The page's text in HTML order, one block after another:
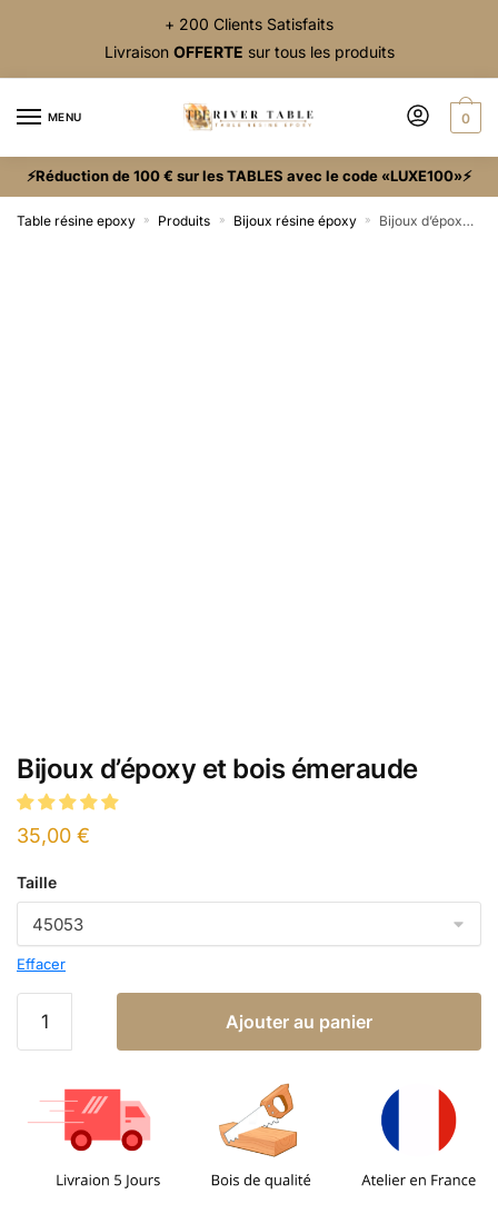
+ 200 Clients Satisfaits
Livraison OFFERTE sur tous les produits
MENU 0
⚡Réduction de 100 € sur les TABLES avec le code «LUXE100»⚡
Table résine epoxy » Produits » Bijoux résine époxy » Bijoux d’époxy et bois émeraude
Bijoux d’époxy et bois émeraude
35,00 €
Taille
Effacer
Ajouter au panier